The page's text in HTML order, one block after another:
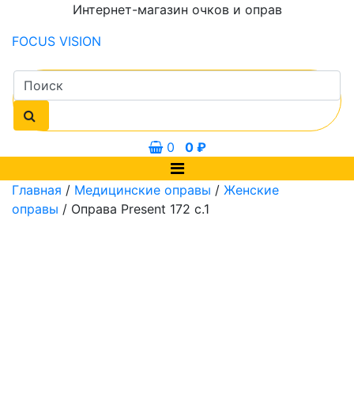
Интернет-магазин очков и оправ
FOCUS VISION
0 0 ₽
Главная / Медицинские оправы / Женские
оправы / Оправа Present 172 с.1